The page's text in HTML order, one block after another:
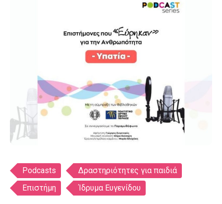
Ετικέτες
Podcasts
Δραστηριότητες για παιδιά
Επιστήμη
Ίδρυμα Ευγενίδου